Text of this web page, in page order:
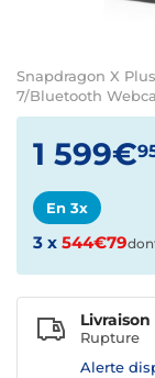
Snapdragon X Plus
7/Bluetooth
1 599€
En 3x
3 x 544€79
Rupture
Alerte